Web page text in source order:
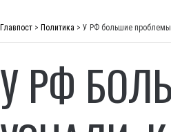
Главпост > Политика > У РФ большие проблемы
У РФ